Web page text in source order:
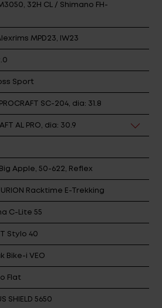
32H CL / Shimano FH-
MPD23, IW23
Sport
PROCRAFT SC-204, dia: 31.8
AL PRO, dia: 30.9
Apple, 50-622, Reflex
Racktime E-Trekking
C-Lite 55
Stylo 40
Bike-i VEO
Flat
SHIELD 5650